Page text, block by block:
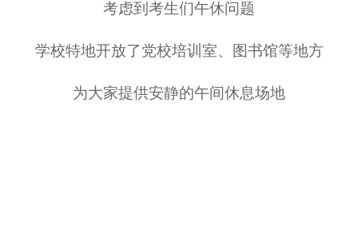
考虑到考生们午休问题
学校特地开放了党校培训室、图书馆等地方
为大家提供安静的午间休息场地